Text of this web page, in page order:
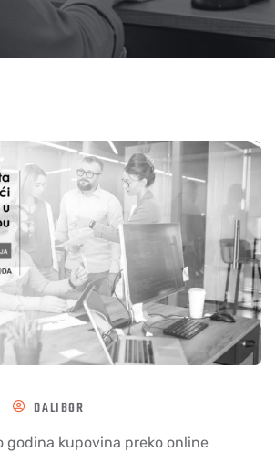
DALIBOR
godina kupovina preko online